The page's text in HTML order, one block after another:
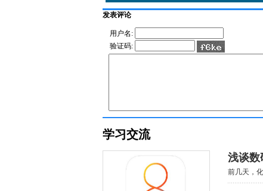
发表评论
用户名:
验证码:
学习交流
浅谈数
前几天，